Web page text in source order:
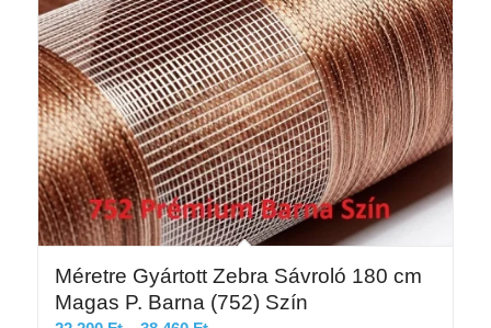
Méretre Gyártott Zebra Sávroló 180 cm
Magas P. Barna (752) Szín